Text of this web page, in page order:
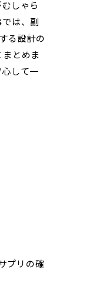
しゃら
は、副
る設計の
とめま
して一
プリの確